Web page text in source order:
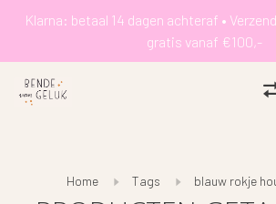
Klarna: betaal 14 dagen achteraf •
gratis vanaf €100,-
Home Tags blauw rokje